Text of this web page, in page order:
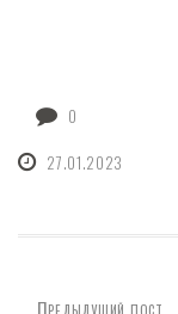
0
27.01.2023
Предыдущий пост